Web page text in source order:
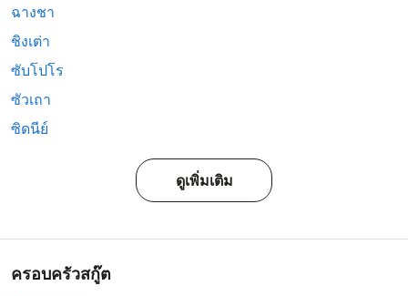
ฉางชา
ชิงเต่า
ซับโปโร
ซัวเถา
ซิดนีย์
ดูเพิ่มเติม
ครอบครัวสกู๊ต